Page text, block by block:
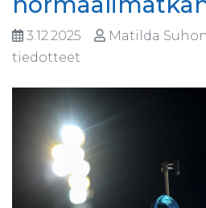
3.12.2025 Matilda
tiedotteet